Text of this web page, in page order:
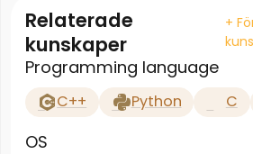
Relaterade
kunskaper
+
Programming language
C++ Python C
OS